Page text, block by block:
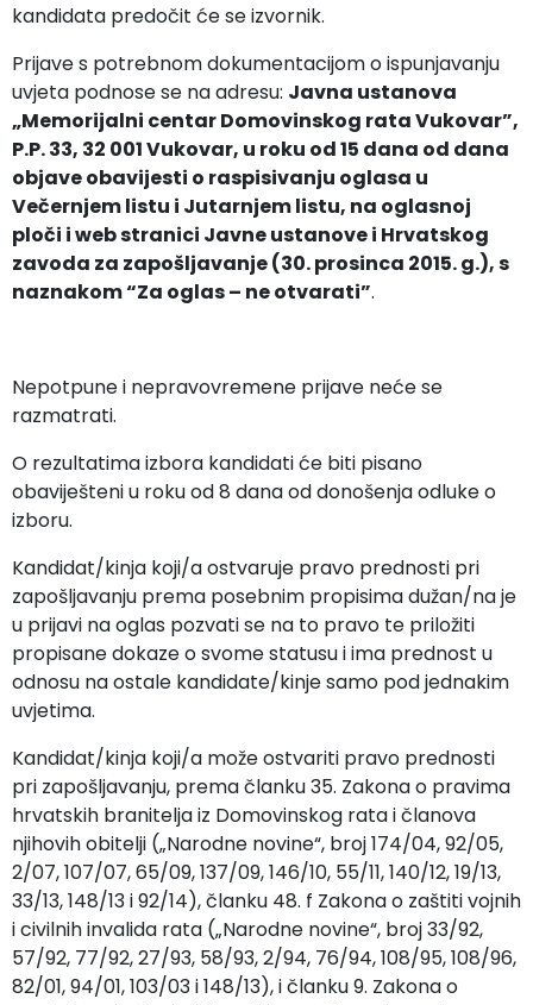
kandidata predočit će se izvornik.
Prijave s potrebnom dokumentacijom o ispunjavanju
uvjeta podnose se na adresu: Javna ustanova
„Memorijalni centar Domovinskog rata Vukovar”,
P.P. 33, 32 001 Vukovar, u roku od 15 dana od dana
objave obavijesti o raspisivanju oglasa u
Večernjem listu i Jutarnjem listu, na oglasnoj
ploči i web stranici Javne ustanove i Hrvatskog
zavoda za zapošljavanje (30. prosinca 2015. g.), s
naznakom “Za oglas – ne otvarati”.
Nepotpune i nepravovremene prijave neće se
razmatrati.
O rezultatima izbora kandidati će biti pisano
obaviješteni u roku od 8 dana od donošenja odluke o
izboru.
Kandidat/kinja koji/a ostvaruje pravo prednosti pri
zapošljavanju prema posebnim propisima dužan/na je
u prijavi na oglas pozvati se na to pravo te priložiti
propisane dokaze o svome statusu i ima prednost u
odnosu na ostale kandidate/kinje samo pod jednakim
uvjetima.
Kandidat/kinja koji/a može ostvariti pravo prednosti
pri zapošljavanju, prema članku 35. Zakona o pravima
hrvatskih branitelja iz Domovinskog rata i članova
njihovih obitelji („Narodne novine“, broj 174/04, 92/05,
2/07, 107/07, 65/09, 137/09, 146/10, 55/11, 140/12, 19/13,
33/13, 148/13 i 92/14), članku 48. f Zakona o zaštiti vojnih
i civilnih invalida rata („Narodne novine“, broj 33/92,
57/92, 77/92, 27/93, 58/93, 2/94, 76/94, 108/95, 108/96,
82/01, 94/01, 103/03 i 148/13), i članku 9. Zakona o